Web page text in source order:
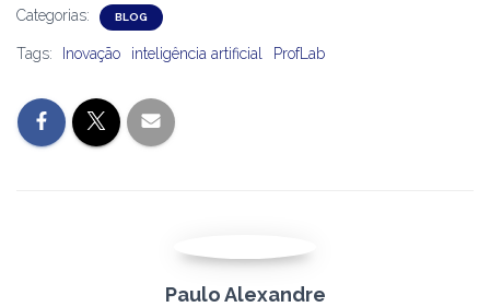
Categorias: BLOG
Tags: Inovação inteligência artificial ProfLab
Paulo Alexandre